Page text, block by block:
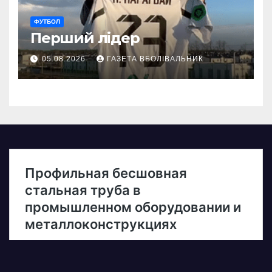
ФУТБОЛ
Перший лідер
05.08.2026 ГАЗЕТА ВБОЛІВАЛЬНИК